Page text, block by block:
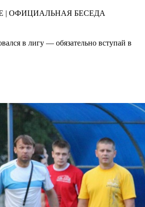
| ОФИЦИАЛЬНАЯ БЕСЕДА
в лигу — обязательно вступай в